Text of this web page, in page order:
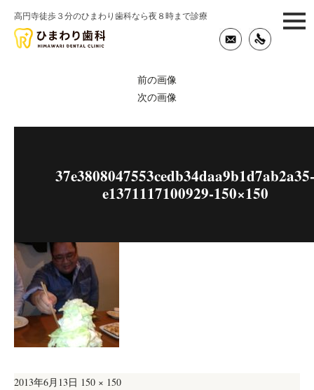
高円寺徒歩３分のひまわり歯科なら夜８時まで診療
前の画像
次の画像
37e3808047553cedb34daa9b1d7ab2a35-
e1371117100929-150×150
投
2013年6月13日 フ
150 × 150